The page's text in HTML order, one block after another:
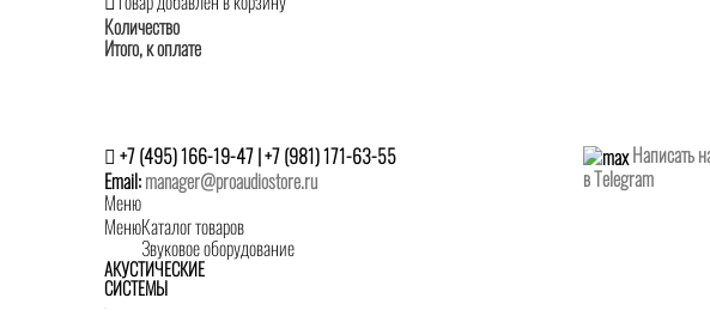
Количество
Итого, к оплате
+7 (495) 166-19-47 | +7 (981) 171-63-55
Email:manager@proaudiostore.ru
Написать
в Telegram
Меню
МенюКаталог товаров
Звуковое оборудование
АКУСТИЧЕСКИЕ
СИСТЕМЫ